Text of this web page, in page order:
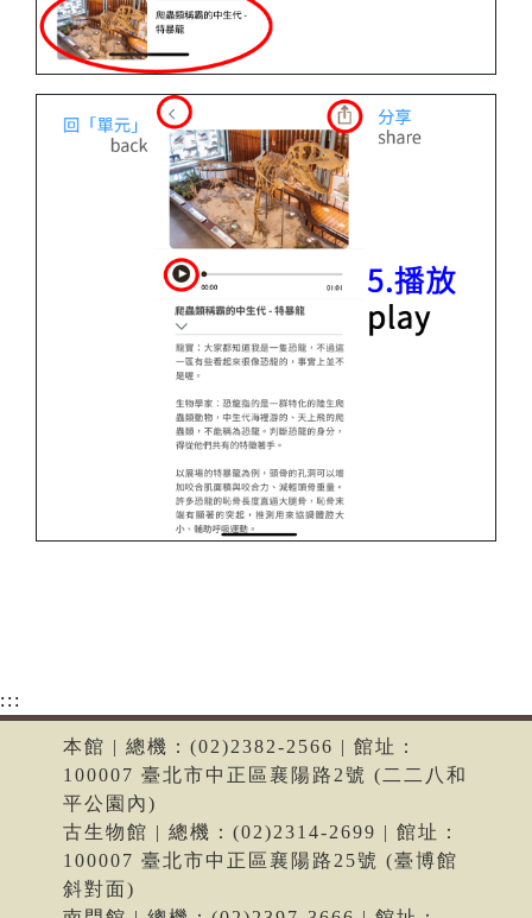
:::
本館 | 總機：(02)2382-2566 | 館址：
100007 臺北市中正區襄陽路2號 (二二八和
平公園內)
古生物館 | 總機：(02)2314-2699 | 館址：
100007 臺北市中正區襄陽路25號 (臺博館
斜對面)